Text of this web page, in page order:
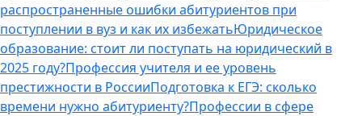
распространенные ошибки абитуриентов при
поступлении в вуз и как их избежатьЮридическое
образование: стоит ли поступать на юридический в
2025 году?Профессия учителя и ее уровень
престижности в РоссииПодготовка к ЕГЭ: сколько
времени нужно абитуриенту?Профессии в сфере